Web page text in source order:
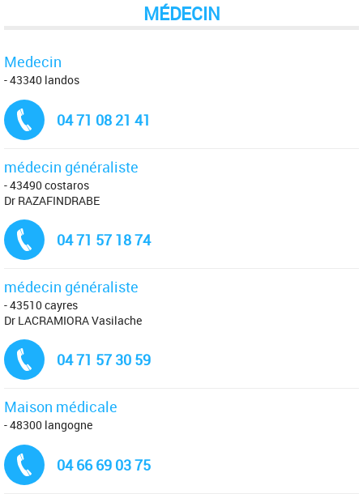
MÉDECIN
Medecin
- 43340 landos
04 71 08 21 41
médecin généraliste
- 43490 costaros
Dr RAZAFINDRABE
04 71 57 18 74
médecin généraliste
- 43510 cayres
Dr LACRAMIORA Vasilache
04 71 57 30 59
Maison médicale
- 48300 langogne
04 66 69 03 75